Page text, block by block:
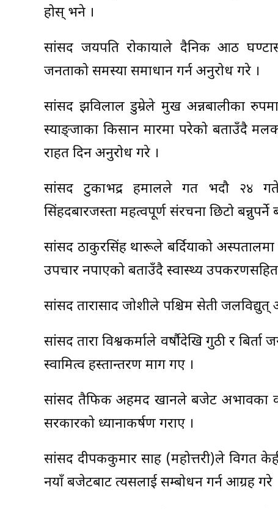
होस् भने ।
सांसद जयपति रोकायाले दैनिक आठ
जनताको समस्या समाधान गर्न अनुरोध गरे ।
सांसद झविलाल डुम्रेले प्रमुख अन्नबालीका
स्याङ्जाका किसान मारमा परेको बताउँदै
राहत दिन अनुरोध गरे ।
सांसद टुकाभद्र हमालले गत भदौ २४
सिंहदबारजस्ता महत्वपूर्ण संरचना छिटो बन्नुपर्ने
सांसद ठाकुरसिंह थारूले बर्दियाको
उपचार नपाएको बताउँदै स्वास्थ्य
सांसद ताराप्रसाद जोशीले पश्चिम सेती
सांसद तारा विश्वकर्माले वर्षौदेखि गुठी र
स्वामित्व हस्तान्तरण माग गए ।
सांसद तैफिक अहमद खानले बजेट अभावका
सरकारको ध्यानाकर्षण गराए ।
सांसद दीपककुमार साह (महोत्तरी)ले विगत
नयाँ बजेटबाट त्यसलाई सम्बोधन गर्न आग्रह गरे